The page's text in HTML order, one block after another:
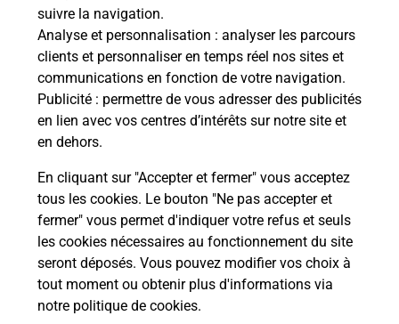
suivre la navigation.
Analyse et personnalisation : analyser les parcours
clients et personnaliser en temps réel nos sites et
communications en fonction de votre navigation.
Publicité : permettre de vous adresser des publicités
en lien avec vos centres d’intérêts sur notre site et
en dehors.
En cliquant sur "Accepter et fermer" vous acceptez
tous les cookies. Le bouton "Ne pas accepter et
fermer" vous permet d'indiquer votre refus et seuls
les cookies nécessaires au fonctionnement du site
seront déposés. Vous pouvez modifier vos choix à
tout moment ou obtenir plus d'informations via
notre politique de cookies.
Comment La Poste participe-t-elle
à votre sécurité au quotidien ?
Puis-je passer mon code de la route
avec La Poste et sous quelles
conditions ?
Localiser Liste Loiret ARDON